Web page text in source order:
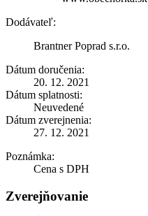
Dodávateľ:
Brantner Poprad s.r.o.
Dátum doručenia:
20. 12. 2021
Dátum splatnosti:
Neuvedené
Dátum zverejnenia:
27. 12. 2021
Poznámka:
Cena s DPH
Zverejňovanie